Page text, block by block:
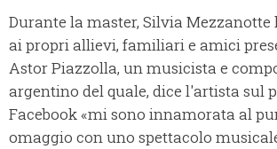
Durante la master, Silvia
ai propri allievi, familiari e amici
Astor Piazzolla, un musicista e
argentino del quale, dice l'artista sul
Facebook «mi sono innamorata al
omaggio con uno spettacolo